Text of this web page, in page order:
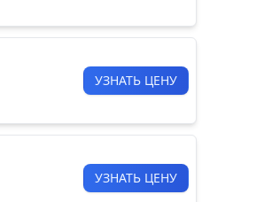
УЗНАТЬ ЦЕНУ
УЗНАТЬ ЦЕНУ